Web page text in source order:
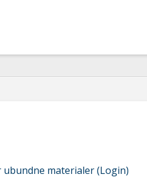
materialer (Login)